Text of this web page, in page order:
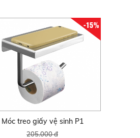
-15%
Móc treo giấy vệ sinh P1
205.000 đ